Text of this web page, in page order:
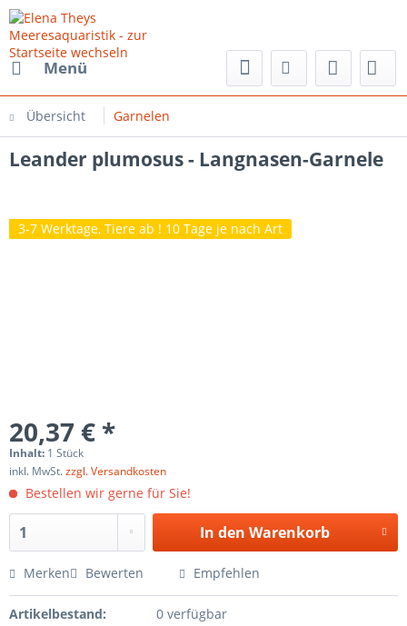
Menü
Übersicht Garnelen
Leander plumosus - Langnasen-Garnele
3-7 Werktage, Tiere ab ! 10 Tage je nach Art
20,37 € *
Inhalt: 1 Stück
inkl. MwSt.zzgl. Versandkosten
Bestellen wir gerne für Sie!
In den Warenkorb
Merken Bewerten Empfehlen
Artikelbestand:
0 verfügbar